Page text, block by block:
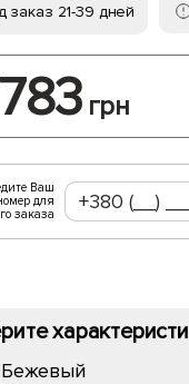
заказ 21-39 дней
грн
Ваш
для
заказа
Бежевый